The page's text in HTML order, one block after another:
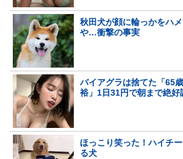
秋田犬が顔に輪っかをハ
や…衝撃の事実
バイアグラは捨てた「65
裕」1日31円で朝まで絶好
ほっこり笑った！ハイチ
る犬